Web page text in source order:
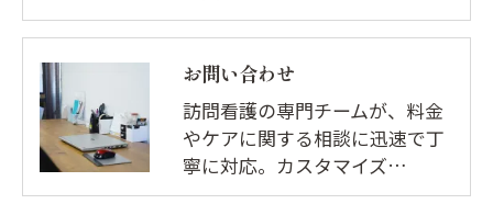
お問い合わせ
訪問看護の専門チームが、料金
やケアに関する相談に迅速で丁
寧に対応。カスタマイズ…